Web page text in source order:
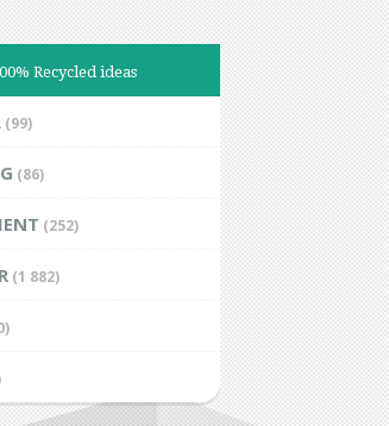
Recycled ideas
(99)
(86)
(252)
(1 882)